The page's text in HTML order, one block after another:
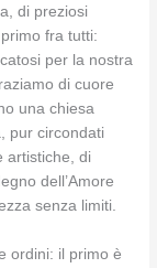
di preziosi
fra tutti:
per la nostra
di cuore
una chiesa
pur circondati
artistiche, di
dell’Amore
senza limiti.
ordini: il primo è